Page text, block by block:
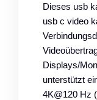
Dieses usb
usb c video
Displays/
unterstützt
4K@120 Hz